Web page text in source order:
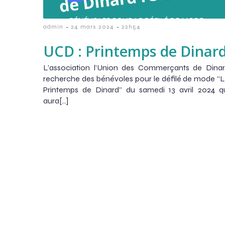
admin - 24 mars 2024 - 22h54
UCD : Printemps de
L’association l’Union des Commerçants de
recherche des bénévoles pour le défilé de mode
Printemps de Dinard” du samedi 13 avril 2024
aura[…]